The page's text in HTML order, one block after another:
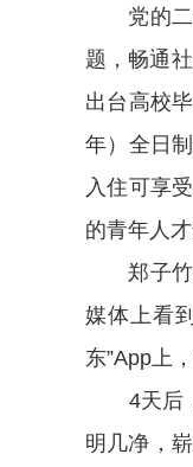
党的二十
题，畅通
出台高校
年）全日
入住可享
的青年人
郑子竹来
媒体上看
东”App上
4天后，
明几净，